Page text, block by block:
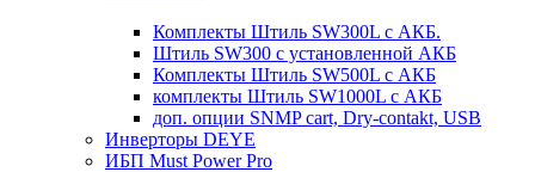
Комплекты Штиль SW300L с АКБ.
Штиль SW300 с установленной АКБ
Комплекты Штиль SW500L с АКБ
комплекты Штиль SW1000L с АКБ
доп. опции SNMP cart, Dry-contakt, USB
Инверторы DEYE
ИБП Must Power Pro